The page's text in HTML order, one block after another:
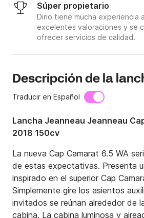
Súper propietario
Dino tiene mucha experiencia
excelentes valoraciones y se
ofrecer servicios de calidad.
Descripción de la
Traducir en Español
Lancha Jeanneau Jeanneau
2018 150cv
La nueva Cap Camarat 6.5 WA
de estas expectativas. Presenta
inspirado en el superior Cap
Simplemente gire los asientos
invitados se reúnan alrededor de
cabina. La cabina luminosa y